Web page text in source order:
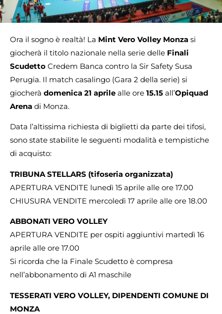
Ora il sogno è realtà! La Mint Vero Volley Monza si
giocherà il titolo nazionale nella serie delle Finali
Scudetto Credem Banca contro la Sir Safety Susa
Perugia. Il match casalingo (Gara 2 della serie) si
giocherà domenica 21 aprile alle ore 15.15 all’Opiquad
Arena di Monza.
Data l’altissima richiesta di biglietti da parte dei tifosi,
sono state stabilite le seguenti modalità e tempistiche
di acquisto:
TRIBUNA STELLARS (tifoseria organizzata)
APERTURA VENDITE lunedì 15 aprile alle ore 17.00
CHIUSURA VENDITE mercoledì 17 aprile alle ore 18.00
ABBONATI VERO VOLLEY
APERTURA VENDITE per ospiti aggiuntivi martedì 16
aprile alle ore 17.00
Si ricorda che la Finale Scudetto è compresa
nell’abbonamento di A1 maschile
TESSERATI VERO VOLLEY, DIPENDENTI COMUNE DI
MONZA